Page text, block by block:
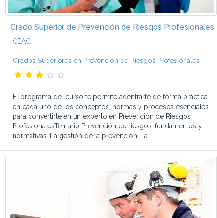
Grado Superior de Prevención de Riesgos Profesionales
CEAC
Grados Superiores en Prevención de Riesgos Profesionales
El programa del curso te permite adentrarte de forma práctica
en cada uno de los conceptos, normas y procesos esenciales
para convertirte en un experto en Prevención de Riesgos
ProfesionalesTemario Prevención de riesgos: fundamentos y
normativas. La gestión de la prevención. La...